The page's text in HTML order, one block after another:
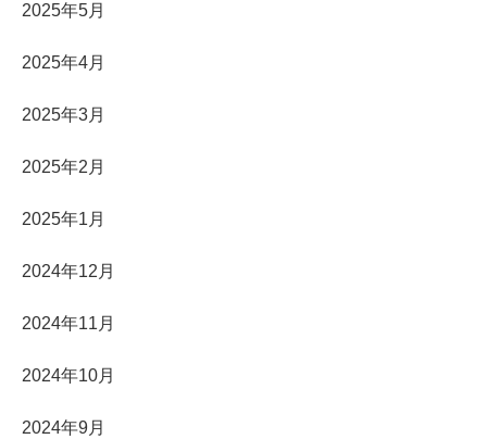
2025年5月
2025年4月
2025年3月
2025年2月
2025年1月
2024年12月
2024年11月
2024年10月
2024年9月